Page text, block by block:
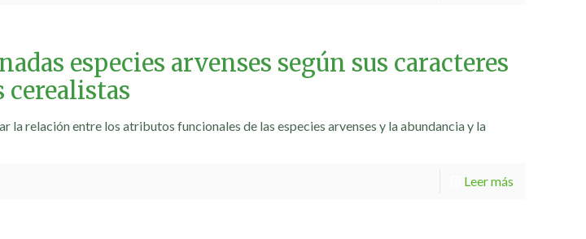
especies arvenses según sus caracteres
cerealistas
la relación entre los atributos funcionales de las especies arvenses y la abundancia y la
Leer más